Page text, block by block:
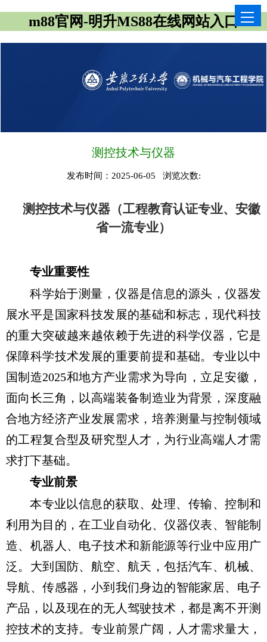
m88官网-明升MS88在线网站入口
测控技术与仪器
发布时间：2025-06-05 浏览次数:
测控技术与仪器（工程教育认证专业、安徽
省一流专业）
专业重要性
科学始于测量，仪器是信息的源头，仪器发
展水平是国家科技发展的基础和标志，现代科技
的重大突破越来越依赖于先进的科学仪器，它是
保障科学技术发展的重要前提和基础。专业以中
国制造2025和地方产业需求为导向，立足安徽，
面向长三角，以高端装备制造业为背景，深度融
合地方经济产业发展需求，培养测量与控制领域
的工程复合型及研究型人才，为行业高端人才需
求打下基础。
专业前景
本专业以信息的获取、处理、传输、控制和
利用为目的，在工业自动化、仪器仪表、智能制
造、机器人、电子技术和新能源等行业中应用广
泛。大到国防、航空、航天，包括汽车、机械、
导航、传感器，小到我们身边的智能家居、电子
产品，以及现在的无人驾驶技术，都是离不开测
控技术的支持。专业前景广阔，人才需求量大，